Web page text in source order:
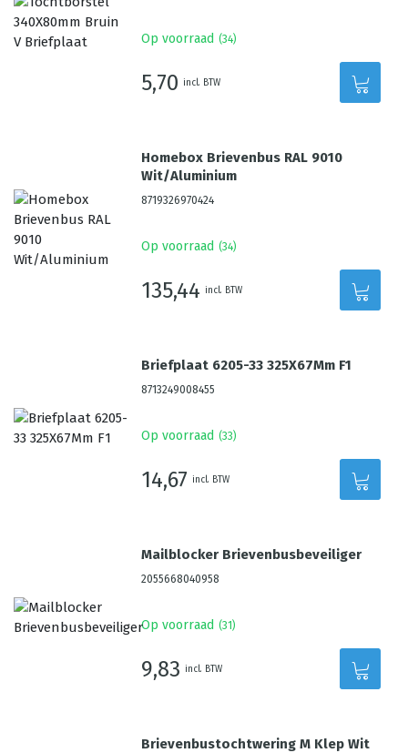
Op voorraad (34)
5,70 incl. BTW
Homebox Brievenbus RAL 9010
Wit/Aluminium
8719326970424
Op voorraad (34)
135,44 incl. BTW
Briefplaat 6205-33 325X67Mm F1
8713249008455
Op voorraad (33)
14,67 incl. BTW
Mailblocker Brievenbusbeveiliger
2055668040958
Op voorraad (31 )
9,83 incl. BTW
Brievenbustochtwering M Klep Wit